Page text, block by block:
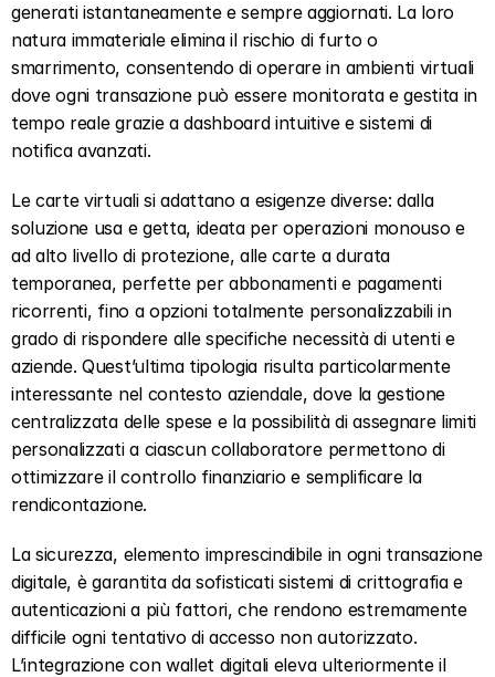
generati istantaneamente e sempre aggiornati. La loro
natura immateriale elimina il rischio di furto o
smarrimento, consentendo di operare in ambienti virtuali
dove ogni transazione può essere monitorata e gestita in
tempo reale grazie a dashboard intuitive e sistemi di
notifica avanzati.
Le carte virtuali si adattano a esigenze diverse: dalla
soluzione usa e getta, ideata per operazioni monouso e
ad alto livello di protezione, alle carte a durata
temporanea, perfette per abbonamenti e pagamenti
ricorrenti, fino a opzioni totalmente personalizzabili in
grado di rispondere alle specifiche necessità di utenti e
aziende. Quest’ultima tipologia risulta particolarmente
interessante nel contesto aziendale, dove la gestione
centralizzata delle spese e la possibilità di assegnare limiti
personalizzati a ciascun collaboratore permettono di
ottimizzare il controllo finanziario e semplificare la
rendicontazione.
La sicurezza, elemento imprescindibile in ogni transazione
digitale, è garantita da sofisticati sistemi di crittografia e
autenticazioni a più fattori, che rendono estremamente
difficile ogni tentativo di accesso non autorizzato.
L’integrazione con wallet digitali eleva ulteriormente il